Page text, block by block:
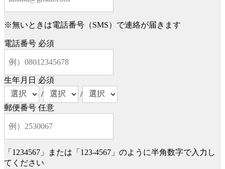
※無いときは電話番号（SMS）で連絡が届きます
電話番号 必須
生年月日 必須
/
/
郵便番号 任意
「1234567」または「123-4567」のように半角数字で入力し
てください